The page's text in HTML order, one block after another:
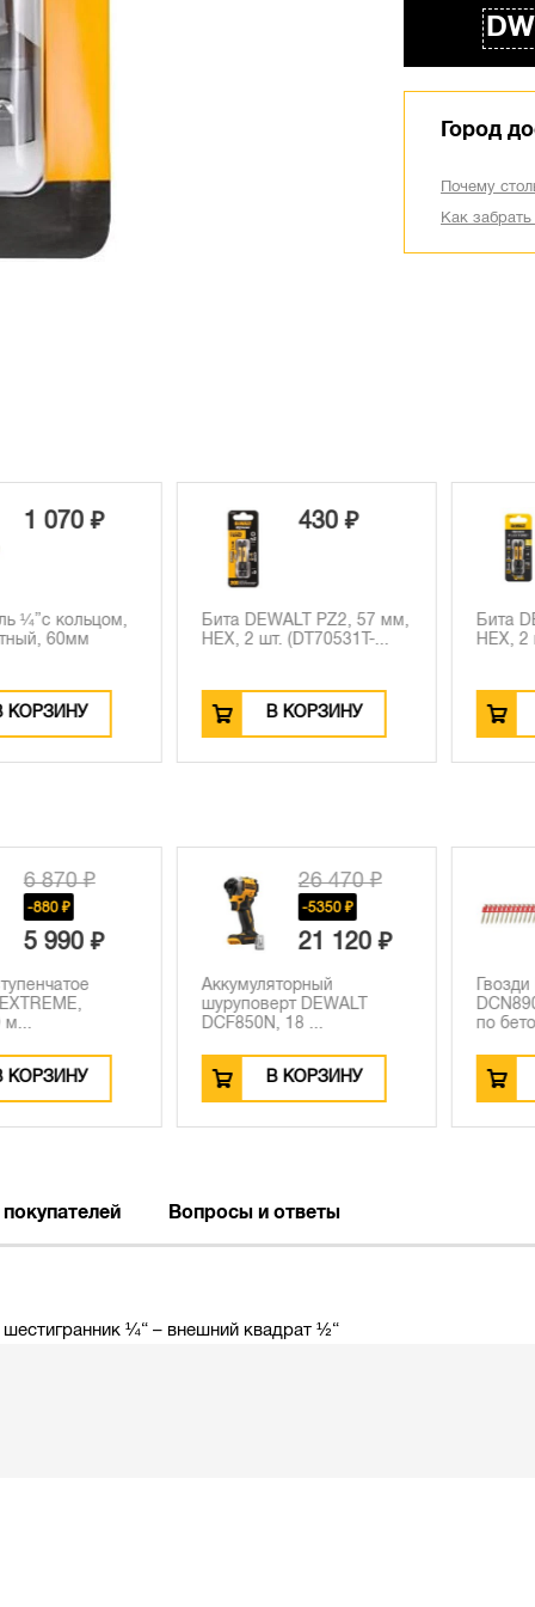
Город
Почему
Как
070 ₽
кольцом,
60мм
430 ₽
Бита DEWALT PZ2, 57 мм,
HEX, 2 шт. (DT70531T-...
В КОРЗИНУ
Бита
HEX, 2 шт.
В
₽
₽
990 ₽
26 470 ₽
-5350 ₽
21 120 ₽
Аккумуляторный
шуруповерт DEWALT
DCF850N, 18 ...
В КОРЗИНУ
Гвозди
по бетон...
В
Вопросы и ответы
¼“ – внешний квадрат ½“